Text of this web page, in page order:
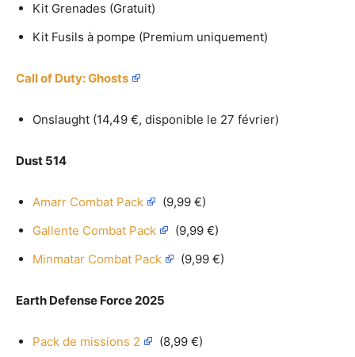
Kit Grenades (Gratuit)
Kit Fusils à pompe (Premium uniquement)
Call of Duty: Ghosts
Onslaught (14,49 €, disponible le 27 février)
Dust 514
Amarr Combat Pack
(9,99 €)
Gallente Combat Pack
(9,99 €)
Minmatar Combat Pack
(9,99 €)
Earth Defense Force 2025
Pack de missions 2 (8,99 €)